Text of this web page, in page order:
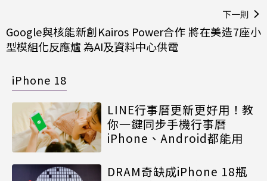
下一則
Google與核能新創Kairos Power合作 將在美造7座小
型模組化反應爐 為AI及資料中心供電
iPhone 18
LINE行事曆更新更好用！教
你一鍵同步手機行事曆
iPhone、Android都能用
DRAM奇缺成iPhone 18瓶